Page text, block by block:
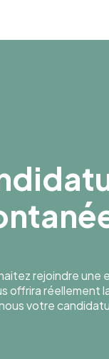
rejoindre une
offrira réellement
votre